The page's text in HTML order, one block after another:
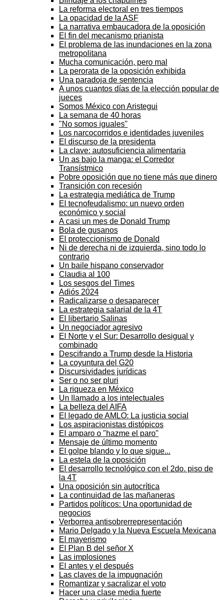
La reforma electoral en tres tiempos
La opacidad de la ASF
La narrativa embaucadora de la oposición
El fin del mecanismo prianista
El problema de las inundaciones en la zona
metropolitana
Mucha comunicación, pero mal
La perorata de la oposición exhibida
Una paradoja de sentencia
A unos cuantos días de la elección popular de
jueces
Somos México con Aristegui
La semana de 40 horas
"No somos iguales"
Los narcocorridos e identidades juveniles
El discurso de la presidenta
La clave: autosuficiencia alimentaria
Un as bajo la manga: el Corredor
Transístmico
Pobre oposición que no tiene más que dinero
Transición con recesión
La estrategia mediática de Trump
El tecnofeudalismo: un nuevo orden
económico y social
A casi un mes de Donald Trump
Bola de gusanos
El proteccionismo de Donald
Ni de derecha ni de izquierda, sino todo lo
contrario
Un baile hispano conservador
Claudia al 100
Los sesgos del Times
Adiós 2024
Radicalizarse o desaparecer
La estrategia salarial de la 4T
El libertario Salinas
Un negociador agresivo
El Norte y el Sur: Desarrollo desigual y
combinado
Descifrando a Trump desde la Historia
La coyuntura del G20
Discursividades jurídicas
Ser o no ser pluri
La riqueza en México
Un llamado a los intelectuales
La belleza del AIFA
El legado de AMLO: La justicia social
Los aspiracionistas distópicos
El amparo o "hazme el paro"
Mensaje de último momento
El golpe blando y lo que sigue...
La estela de la oposición
El desarrollo tecnológico con el 2do. piso de
la 4T
Una oposición sin autocrítica
La continuidad de las mañaneras
Partidos políticos: Una oportunidad de
negocios
Verborrea antisobrerrepresentación
Mario Delgado y la Nueva Escuela Mexicana
El mayerismo
El Plan B del señor X
Las implosiones
El antes y el después
Las claves de la impugnación
Romantizar y sacralizar el voto
Hacer una clase media fuerte